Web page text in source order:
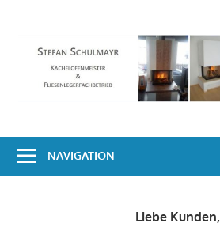
springen
NAVIGATION
Liebe Kunden,